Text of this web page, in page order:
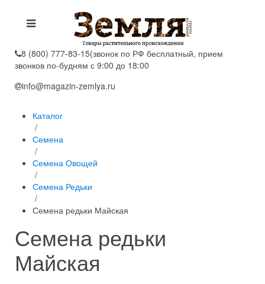
8 (800) 777-83-15(звонок по РФ бесплатный, прием
звонков по-будням с 9:00 до 18:00
info@magazin-zemlya.ru
Каталог
/
Семена
/
Семена Овощей
/
Семена Редьки
/
Семена редьки Майская
Семена редьки
Майская